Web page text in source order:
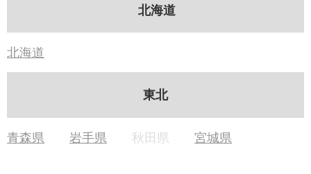
北海道
北海道
東北
青森県 岩手県 秋田県 宮城県